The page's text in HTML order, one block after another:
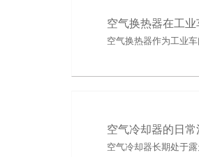
空气换热器在工
空气换热器作为工业
空气冷却器的日
空气冷却器长期处于